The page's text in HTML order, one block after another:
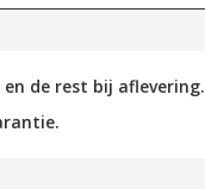
en de rest bij aflevering.